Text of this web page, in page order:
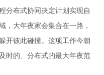
分布式协同决定计划实现自
，大年夜家会集合在一路，
开彼此碰撞。这项工作今朝
时的、分布式的最大年夜范